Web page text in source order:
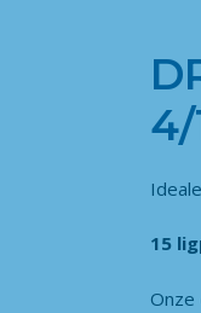
4/
15
Onze